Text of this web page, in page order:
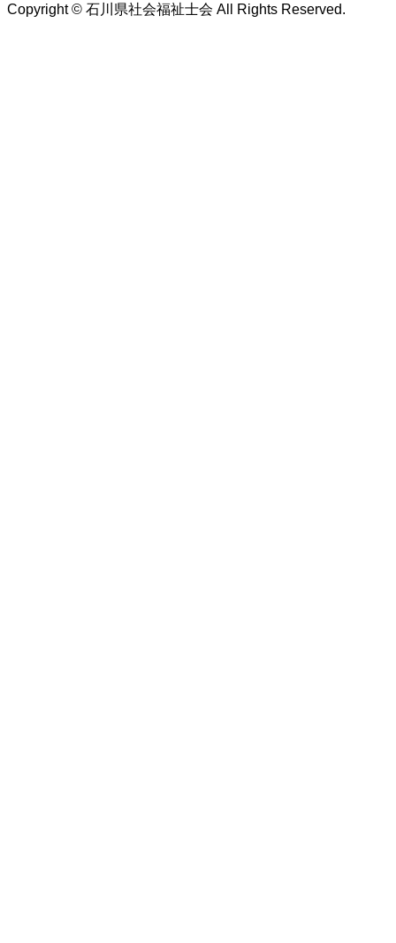
Copyright © 石川県社会福祉士会 All Rights Reserved.